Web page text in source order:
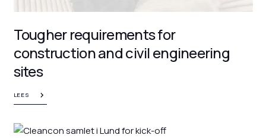
Tougher requirements for
construction and civil engineering
sites
LEES